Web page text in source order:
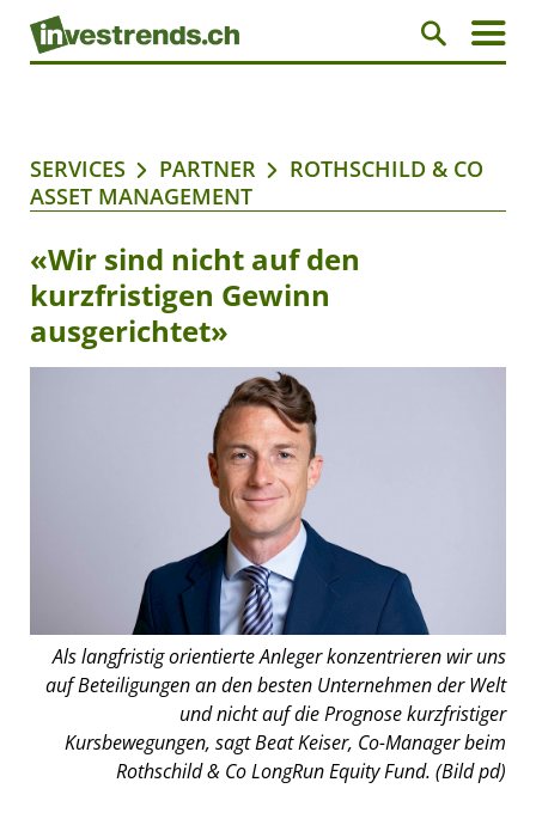
SERVICES PARTNER
ROTHSCHILD & CO
ASSET MANAGEMENT
«Wir sind nicht auf den
kurzfristigen Gewinn
ausgerichtet»
Als langfristig orientierte Anleger konzentrieren wir uns
auf Beteiligungen an den besten Unternehmen der Welt
und nicht auf die Prognose kurzfristiger
Kursbewegungen, sagt Beat Keiser, Co-Manager beim
Rothschild & Co LongRun Equity Fund. (Bild pd)